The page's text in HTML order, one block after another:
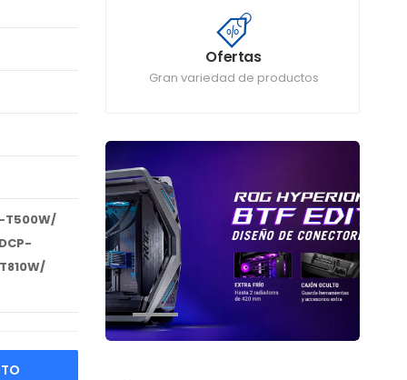
Ofertas
Gran variedad de productos
T500W/